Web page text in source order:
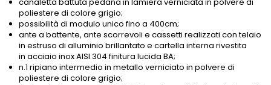
canaletta battuta pedana in lamiera verniciata in polvere di
poliestere di colore grigio;
possibilità di modulo unico fino a 400cm;
ante a battente, ante scorrevoli e cassetti realizzati con telaio
in estruso di alluminio brillantato e cartella interna rivestita
in acciaio inox AISI 304 finitura lucida BA;
n.1 ripiano intermedio in metallo verniciato in polvere di
poliestere di colore grigio;